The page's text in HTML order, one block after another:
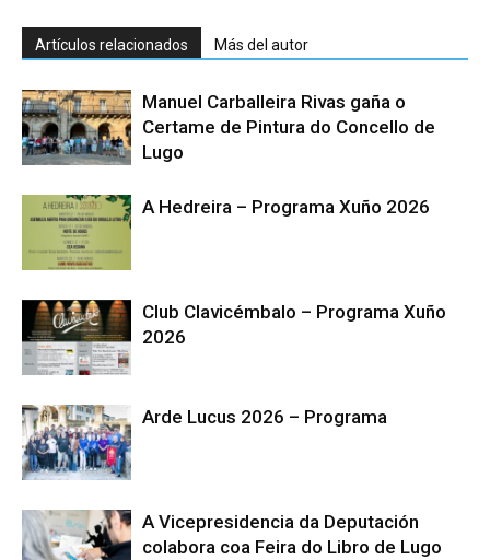
Artículos relacionados Más del autor
Manuel Carballeira Rivas gaña o
Certame de Pintura do Concello de
Lugo
A Hedreira – Programa Xuño 2026
Club Clavicémbalo – Programa Xuño
2026
Arde Lucus 2026 – Programa
A Vicepresidencia da Deputación
colabora coa Feira do Libro de Lugo